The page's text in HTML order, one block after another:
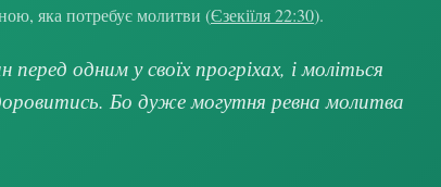
яка потребує молитви (Єзекіїля 22:30).
одним у своїх прогріхах, і моліться
Бо дуже могутня ревна молитва